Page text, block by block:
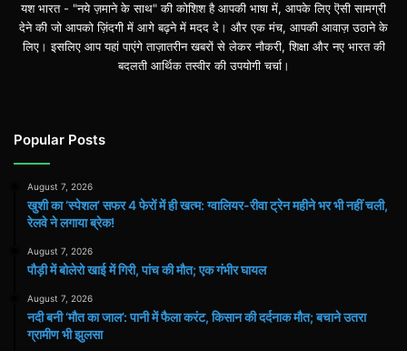
यश भारत - "नये ज़माने के साथ" की कोशिश है आपकी भाषा में, आपके लिए ऎसी सामग्री
देने की जो आपको ज़िंदगी में आगे बढ़ने में मदद दे। और एक मंच, आपकी आवाज़ उठाने के
लिए। इसलिए आप यहां पाएंगे ताज़ातरीन खबरों से लेकर नौकरी, शिक्षा और नए भारत की
बदलती आर्थिक तस्वीर की उपयोगी चर्चा।
Popular Posts
August 7, 2026
खुशी का ‘स्पेशल’ सफर 4 फेरों में ही खत्म: ग्वालियर-रीवा ट्रेन महीने भर भी नहीं चली,
रेलवे ने लगाया ब्रेक!
August 7, 2026
पौड़ी में बोलेरो खाई में गिरी, पांच की मौत; एक गंभीर घायल
August 7, 2026
​नदी बनी ‘मौत का जाल’: पानी में फैला करंट, किसान की दर्दनाक मौत; बचाने उतरा
ग्रामीण भी झुलसा